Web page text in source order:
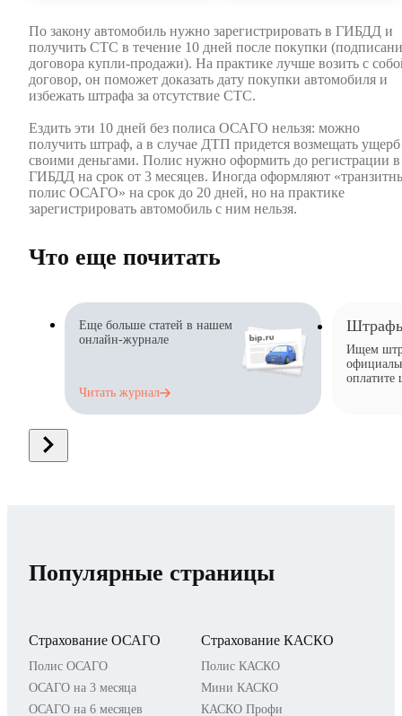
По закону автомобиль нужно зарегистрировать в ГИБДД и
получить СТС в течение 10 дней после покупки
договора купли-продажи). На практике лучше возить с
договор, он поможет доказать дату покупки автомобиля и
избежать штрафа за отсутствие СТС.
Ездить эти 10 дней без полиса ОСАГО нельзя: можно
получить штраф, а в случае ДТП придется возмещать ущерб
своими деньгами. Полис нужно оформить до регистрации в
ГИБДД на срок от 3 месяцев. Иногда оформляют
полис ОСАГО» на срок до 20 дней, но на практике
зарегистрировать автомобиль с ним нельзя.
Что еще почитать
Еще больше статей в нашем
онлайн-журнале
Читать журнал
Ищем
оплатите
Популярные страницы
Страхование ОСАГО
Полис ОСАГО
ОСАГО на 3 месяца
ОСАГО на 6 месяцев
Страхование КАСКО
Полис КАСКО
Мини КАСКО
КАСКО Профи